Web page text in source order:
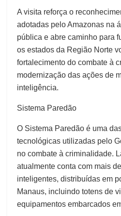
A visita reforça o
adotadas pelo Amazonas na
pública e abre caminho para
os estados da Região Norte
fortalecimento do combate à
modernização das ações de
inteligência.
Sistema Paredão
O Sistema Paredão é uma
tecnológicas utilizadas pelo
no combate à criminalidade.
atualmente conta com mais
inteligentes, distribuídas em
Manaus, incluindo totens de
equipamentos embarcados